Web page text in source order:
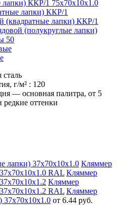
ККР/1 75х70х10х1.0
лапки) ККР/1
(квадратные лапки) ККР/1
(полукруглые лапки)
50
сталь
г/м² : 120
— основная палитра, от 5
оттенки
лапки) 37х70х10х1.0 Кляммер
RAL Кляммер
Кляммер
RAL Кляммер
37х70х10х1.0 от 6.44 руб.